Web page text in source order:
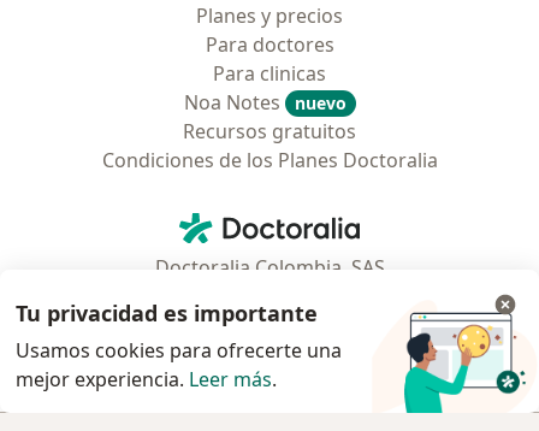
Planes y precios
Para doctores
Para clinicas
Noa Notes
nuevo
Recursos gratuitos
Condiciones de los Planes Doctoralia
Doctoralia - Página de inicio
Doctoralia Colombia, SAS
Municipio: Bogotá D.C., Colombia
Tu privacidad es importante
Usamos cookies para ofrecerte una
mejor experiencia. Leer más.